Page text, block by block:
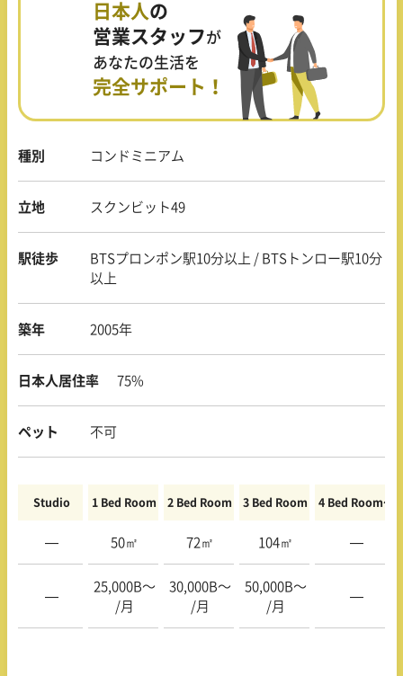
種別 コンドミニアム
立地 スクンビット49
駅徒歩
BTSプロンポン駅10分以上 / BTSトンロー駅10分
以上
築年 2005年
日本人居住率 75%
ペット 不可
日本人 の
営業スタッフが
あなたの生活を
完全サポート！
Studio 1 Bed Room 2 Bed Room 3 Bed Room 4 Bed Room〜
— 50㎡ 72㎡ 104㎡ —
—
25,000B〜
/月
30,000B〜
/月
50,000B〜
/月
—